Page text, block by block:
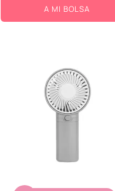
A MI BOLSA